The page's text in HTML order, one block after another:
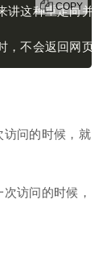
讲这种重定向
不会返回网页
COPY
访问的时候，就
访问的时候，